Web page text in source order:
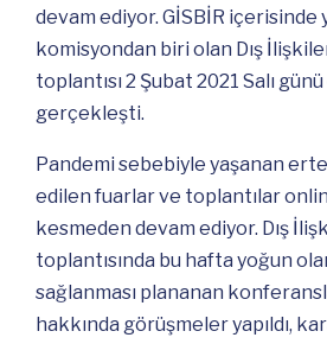
devam ediyor. GİSBİR içerisinde
komisyondan biri olan Dış
toplantısı 2 Şubat 2021 Salı
gerçekleşti.
Pandemi sebebiyle yaşanan
edilen fuarlar ve toplantılar
kesmeden devam ediyor. Dış
toplantısında bu hafta yoğun
sağlanması plananan
hakkında görüşmeler yapıldı,